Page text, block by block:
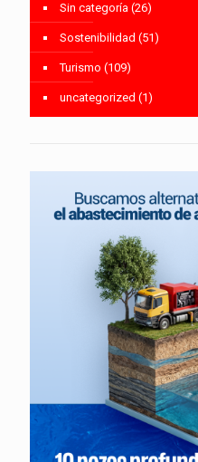
Sin categoría (26)
Sostenibilidad (51)
Turismo (109)
uncategorized (1)